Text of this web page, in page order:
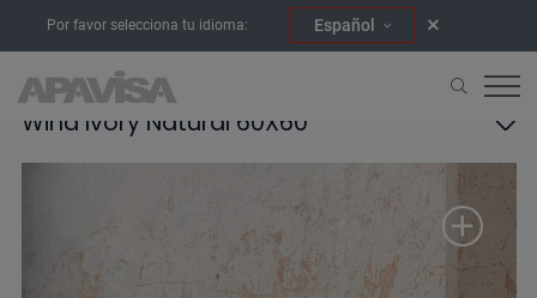
Por favor selecciona tu idioma: Español
Wind Ivory Natural 60X60